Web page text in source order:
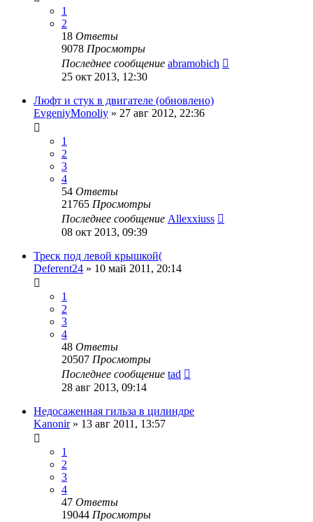
1
2
18 Ответы
9078 Просмотры
Последнее сообщение abramobich
25 окт 2013, 12:30
Люфт и стук в двигателе (обновлено)
EvgeniyMonoliy » 27 авг 2012, 22:36
1
2
3
4
54 Ответы
21765 Просмотры
Последнее сообщение Allexxiuss
08 окт 2013, 09:39
Треск под левой крышкой(
Deferent24 » 10 май 2011, 20:14
1
2
3
4
48 Ответы
20507 Просмотры
Последнее сообщение tad
28 авг 2013, 09:14
Недосаженная гильза в цилиндре
Kanonir» 13 авг 2011, 13:57
1
2
3
4
47 Ответы
19044 Просмотры